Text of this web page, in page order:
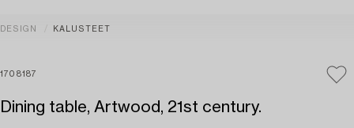
DESIGN KALUSTEET
1708187
Dining table, Artwood, 21st century.